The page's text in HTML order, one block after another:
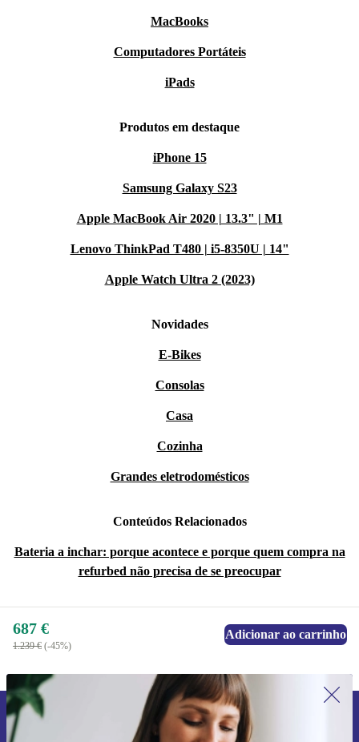
MacBooks
Computadores Portáteis
iPads
Produtos em destaque
iPhone 15
Samsung Galaxy S23
Apple MacBook Air 2020 | 13.3" | M1
Lenovo ThinkPad T480 | i5-8350U | 14"
Apple Watch Ultra 2 (2023)
Novidades
E-Bikes
Consolas
Casa
Cozinha
Grandes eletrodomésticos
Conteúdos Relacionados
Bateria a inchar: porque acontece e porque quem compra na
refurbed não precisa de se preocupar
687 €
1.239 € (-45%)
Adicionar ao carrinho
Subscreve a nossa newsletter pela